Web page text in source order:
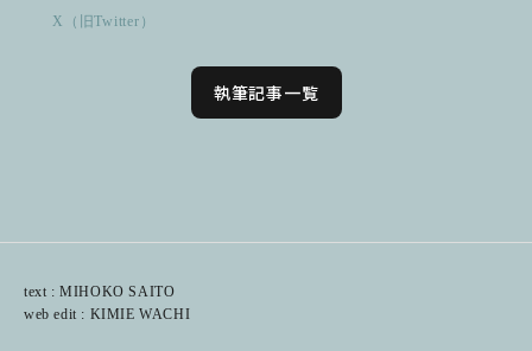
X（旧Twitter）
執筆記事一覧
text : MIHOKO SAITO
web edit : KIMIE WACHI